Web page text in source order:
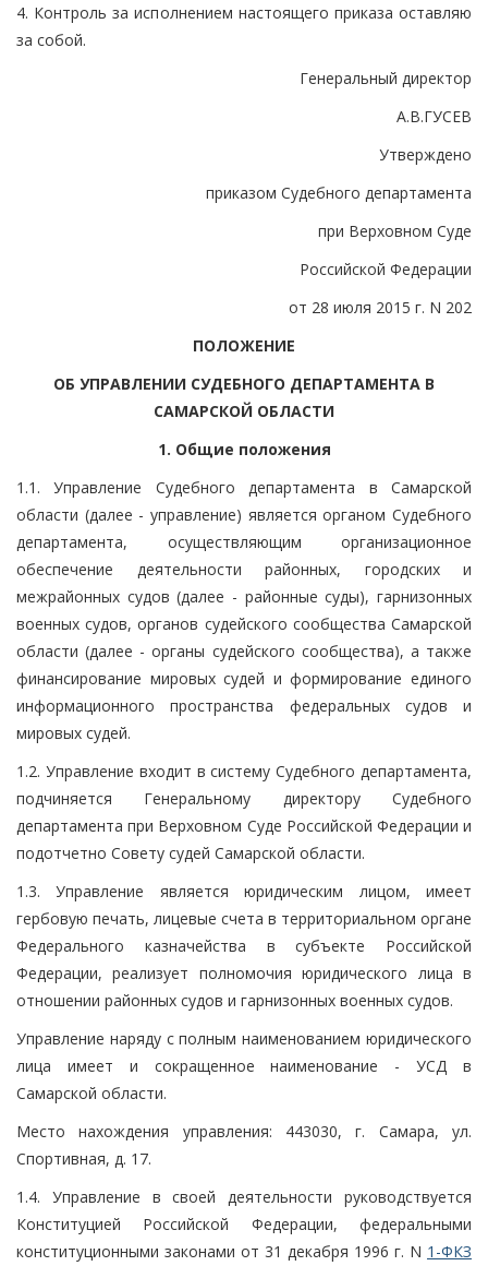
4. Контроль за исполнением настоящего приказа оставляю
за собой.
Генеральный директор
А.В.ГУСЕВ
Утверждено
приказом Судебного департамента
при Верховном Суде
Российской Федерации
от 28 июля 2015 г. N 202
ПОЛОЖЕНИЕ
ОБ УПРАВЛЕНИИ СУДЕБНОГО ДЕПАРТАМЕНТА В
САМАРСКОЙ ОБЛАСТИ
1. Общие положения
1.1. Управление Судебного департамента в Самарской
области (далее - управление) является органом Судебного
департамента, осуществляющим организационное
обеспечение деятельности районных, городских и
межрайонных судов (далее - районные суды), гарнизонных
военных судов, органов судейского сообщества Самарской
области (далее - органы судейского сообщества), а также
финансирование мировых судей и формирование единого
информационного пространства федеральных судов и
мировых судей.
1.2. Управление входит в систему Судебного департамента,
подчиняется Генеральному директору Судебного
департамента при Верховном Суде Российской Федерации и
подотчетно Совету судей Самарской области.
1.3. Управление является юридическим лицом, имеет
гербовую печать, лицевые счета в территориальном органе
Федерального казначейства в субъекте Российской
Федерации, реализует полномочия юридического лица в
отношении районных судов и гарнизонных военных судов.
Управление наряду с полным наименованием юридического
лица имеет и сокращенное наименование - УСД в
Самарской области.
Место нахождения управления: 443030, г. Самара, ул.
Спортивная, д. 17.
1.4. Управление в своей деятельности руководствуется
Конституцией Российской Федерации, федеральными
конституционными законами от 31 декабря 1996 г. N 1-ФКЗ